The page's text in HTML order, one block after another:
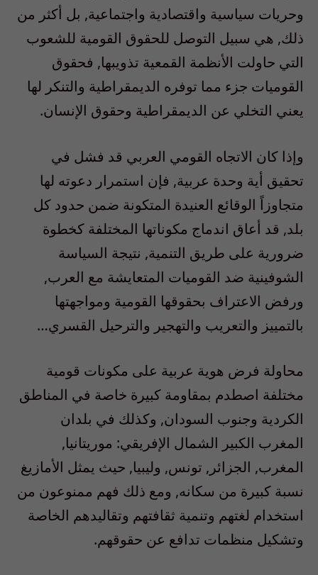
وحريات سياسية واقتصادية واجتماعية, بل أكثر من
ذلك, هي سبيل التوصل للحقوق القومية للشعوب
التي حاولت الأنظمة القمعية تذويبها, فحقوق
القوميات جزء مما توفره الديمقراطية والتنكر لها
يعني التخلي عن الديمقراطية وحقوق الإنسان.
وإذا كان الاتجاه القومي العربي قد فشل في
تحقيق أية وحدة عربية, فإن استمرار دعوته لها
متجاوزاً الوقائع العنيدة المتكونة ضمن حدود كل
بلد, قد أعاق اندماج مكوناتها المختلفة كخطوة
ضرورية على طريق التنمية, نتيجة السياسة
الشوفينية ضد القوميات المتعايشة مع العرب,
ورفض الاعتراف بحقوقها القومية ومواجهتها
بالتمييز والتعريب والتهجير والترحيل القسري…
محاولة فرض هوية عربية على مكونات قومية
مختلفة اصطدم بمقاومة كبيرة خاصة في المناطق
الكردية وجنوب السودان, وكذلك في بلدان
المغرب الكبير الشمال الإفريقي: موريتانيا,
المغرب, الجزائر, تونس, وليبيا, حيث يمثل الأمازيغ
نسبة كبيرة من سكانه, ومع ذلك فهم ممنوعون من
استخدام لغتهم وتنمية ثقافتهم وتقاليدهم الخاصة
وتشكيل منظمات تدافع عن حقوقهم.